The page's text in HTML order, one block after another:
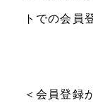
トでの会員
＜会員登録